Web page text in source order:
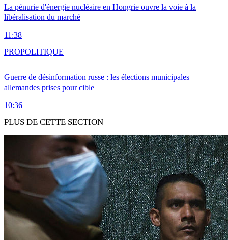
La pénurie d'énergie nucléaire en Hongrie ouvre la voie à la
libéralisation du marché
11:38
Guerre de désinformation russe : les élections municipales
allemandes prises pour cible
10:36
PROPOLITIQUE
PLUS DE CETTE SECTION